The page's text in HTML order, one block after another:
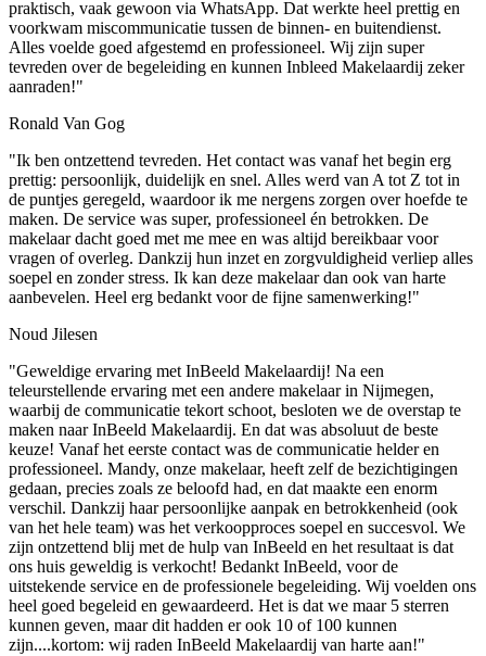
praktisch, vaak gewoon via WhatsApp. Dat werkte heel prettig en
voorkwam miscommunicatie tussen de binnen- en buitendienst.
Alles voelde goed afgestemd en professioneel. Wij zijn super
tevreden over de begeleiding en kunnen Inbleed Makelaardij zeker
aanraden!"
Ronald Van Gog
"Ik ben ontzettend tevreden. Het contact was vanaf het begin erg
prettig: persoonlijk, duidelijk en snel. Alles werd van A tot Z tot in
de puntjes geregeld, waardoor ik me nergens zorgen over hoefde te
maken. De service was super, professioneel én betrokken. De
makelaar dacht goed met me mee en was altijd bereikbaar voor
vragen of overleg. Dankzij hun inzet en zorgvuldigheid verliep alles
soepel en zonder stress. Ik kan deze makelaar dan ook van harte
aanbevelen. Heel erg bedankt voor de fijne samenwerking!"
Noud Jilesen
"Geweldige ervaring met InBeeld Makelaardij! Na een
teleurstellende ervaring met een andere makelaar in Nijmegen,
waarbij de communicatie tekort schoot, besloten we de overstap te
maken naar InBeeld Makelaardij. En dat was absoluut de beste
keuze! Vanaf het eerste contact was de communicatie helder en
professioneel. Mandy, onze makelaar, heeft zelf de bezichtigingen
gedaan, precies zoals ze beloofd had, en dat maakte een enorm
verschil. Dankzij haar persoonlijke aanpak en betrokkenheid (ook
van het hele team) was het verkoopproces soepel en succesvol. We
zijn ontzettend blij met de hulp van InBeeld en het resultaat is dat
ons huis geweldig is verkocht! Bedankt InBeeld, voor de
uitstekende service en de professionele begeleiding. Wij voelden ons
heel goed begeleid en gewaardeerd. Het is dat we maar 5 sterren
kunnen geven, maar dit hadden er ook 10 of 100 kunnen
zijn....kortom: wij raden InBeeld Makelaardij van harte aan!"